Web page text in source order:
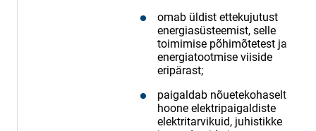
omab üldist ettekujutust
energiasüsteemist, selle
toimimise põhimõtetest ja
energiatootmise viiside
eripärast;
paigaldab nõuetekohaselt
hoone elektripaigaldiste
elektritarvikuid, juhistikke